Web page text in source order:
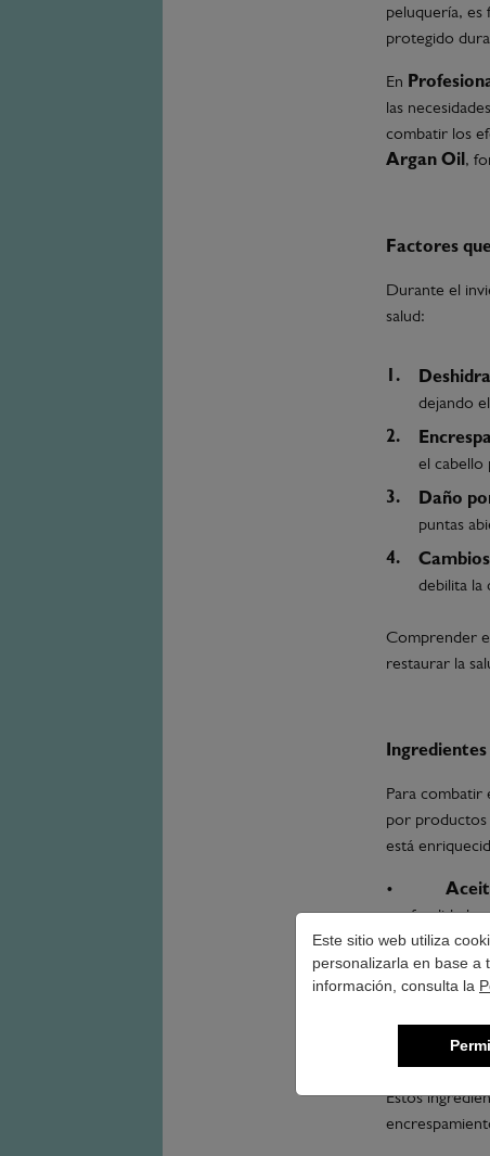
Este sitio web utiliza
personalizarla en base a
información, consulta la
peluquería, es
protegido
En
las
combatir los
Argan Oil ,
Factores
Durante el
salud:
dejando
el cabello
Daño
puntas
debilita la
Comprender
restaurar la
Para combatir
por productos
está
•
profundidad y
•
cabello.
contra el frizz.
Estos